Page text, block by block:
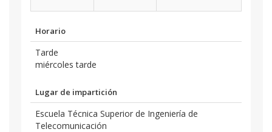
Horario
Tarde
miércoles tarde
Lugar de impartición
Escuela Técnica Superior de Ingeniería de
Telecomunicación